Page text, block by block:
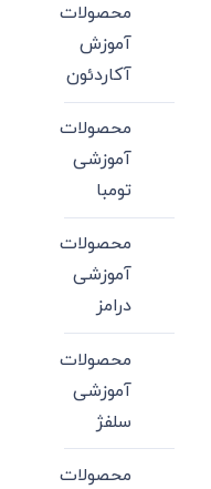
محصولات
آموزش
آکاردئون
محصولات
آموزشی
تومبا
محصولات
آموزشی
درامز
محصولات
آموزشی
سلفژ
محصولات